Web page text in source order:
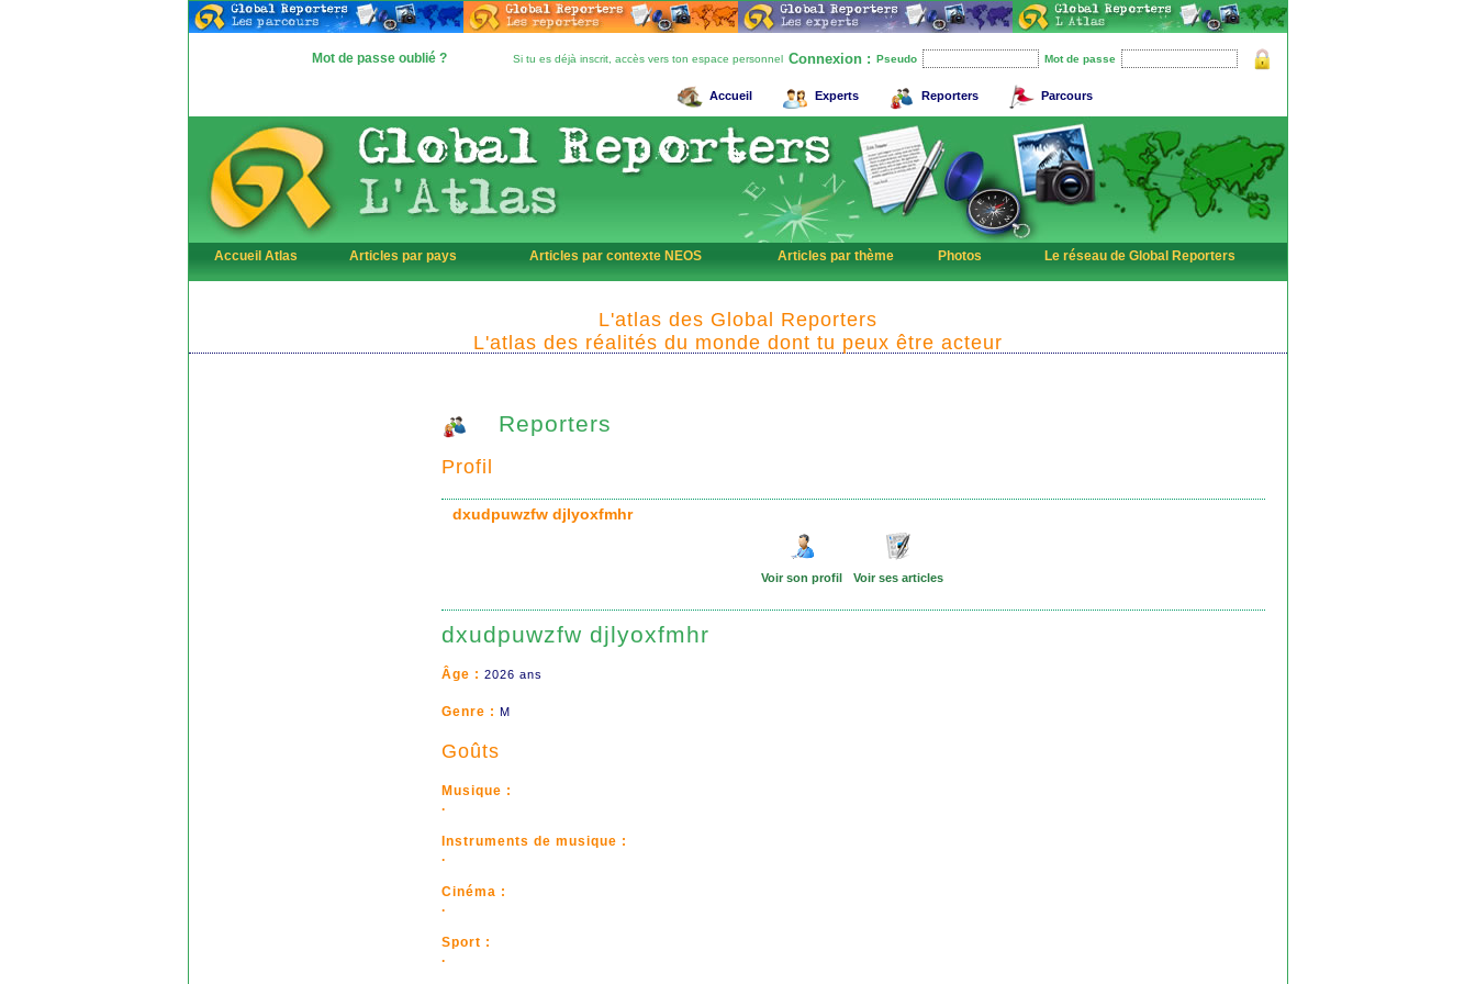
Mot de passe oublié ? Si tu es déjà inscrit, accès vers ton espace personnel Connexion : Pseudo Mot de passe
Accueil Experts Reporters Parcours
Accueil Atlas Articles par pays Articles par contexte NEOS Articles par thème Photos Le réseau de Global Reporters
L'atlas des Global Reporters
L'atlas des réalités du monde dont tu peux être acteur
Reporters
Profil
dxudpuwzfw djlyoxfmhr
Voir son profil Voir ses articles
dxudpuwzfw djlyoxfmhr
Âge : 2026 ans
Genre : M
Goûts
Musique :
.
Instruments de musique :
.
Cinéma :
.
Sport :
.